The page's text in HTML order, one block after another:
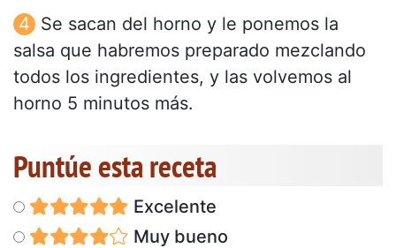
Se sacan del horno y le ponemos la
salsa que habremos preparado mezclando
todos los ingredientes, y las volvemos al
horno 5 minutos más.
Puntúe esta receta
Excelente
Muy bueno